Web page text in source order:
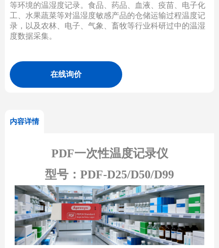
等环境的温湿度记录。食品、药品、血液、疫苗、电子化
工、水果蔬菜等对温湿度敏感产品的仓储运输过程温度记
录，以及农林、电子、气象、畜牧等行业科研过中的温湿
度数据采集。
在线询价
内容详情
PDF一次性温度记录仪
型号：PDF-D25/D50/D99